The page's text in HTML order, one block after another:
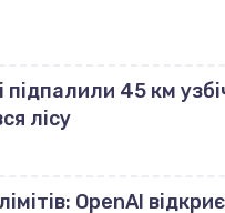
45 км
лісу
OpenAI відкриє